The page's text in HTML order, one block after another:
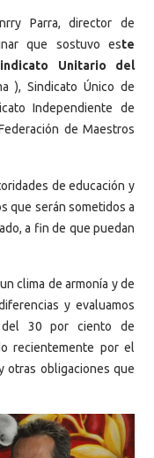
Parra, director de
que sostuvo este
Unitario del
), Sindicato Único de
Independiente de
de Maestros
de educación y
que serán sometidos a
a fin de que puedan
clima de armonía y de
y evaluamos
30 por ciento de
recientemente por el
otras obligaciones que